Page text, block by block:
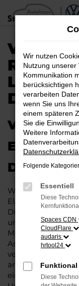
Zum
Hauptinhalt
VW EU-
VW EU-
DETMOLD
Wenn Sie viel in
EU-Neuwagen die
Die Fahrzeuge
und die
Assistenten und
vereinen auf diese
angenehmes
einem VW EU-
Wir nutzen
Nutzung
Kommunikation
berücksichtigen
verarbeiten
wenn Sie uns
einem späteren
Sie die
Weitere
Folgende
Essentiell
Diese
Spaces CDN
CloudFlare
audaris
hrtool24
Funktional
Diese